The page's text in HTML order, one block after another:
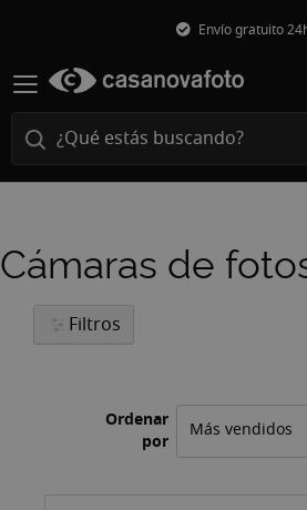
Envío gratuito
Cámaras de
Filtros
Ordenar
por